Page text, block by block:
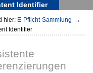
Identifier
hier: E-Pflicht-Sammlung →
Identifier